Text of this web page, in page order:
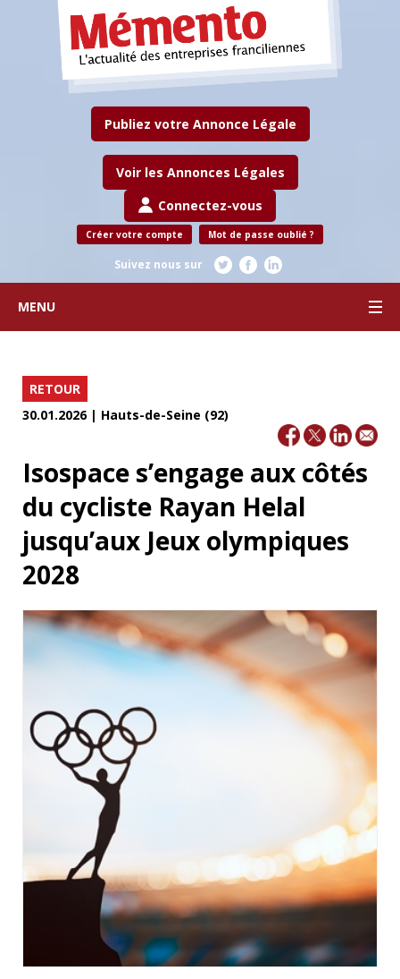
Publiez votre Annonce Légale
Voir les Annonces Légales
Connectez-vous
Créer votre compte Mot de passe oublié ?
Suivez nous sur
MENU
RETOUR
30.01.2026 | Hauts-de-Seine (92)
Isospace s’engage aux côtés
du cycliste Rayan Helal
jusqu’aux Jeux olympiques
2028